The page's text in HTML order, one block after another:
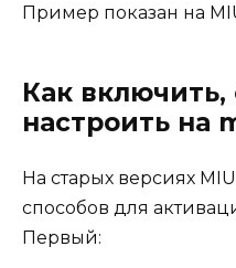
Пример показан на
Как
настроить на
На старых версиях
способов для
Первый: